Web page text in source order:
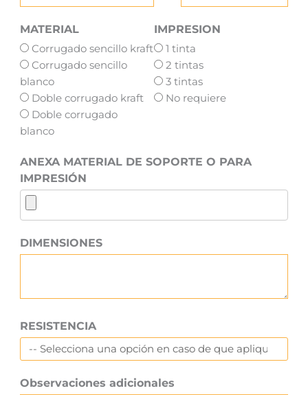
MATERIAL
Corrugado sencillo kraft
Corrugado sencillo
blanco
Doble corrugado kraft
Doble corrugado
blanco
IMPRESION
1 tinta
2 tintas
3 tintas
No requiere
ANEXA MATERIAL DE SOPORTE O PARA
IMPRESIÓN
DIMENSIONES
RESISTENCIA
Observaciones adicionales